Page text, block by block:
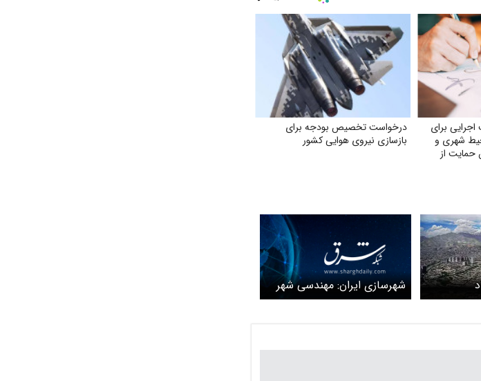
برای
شهری و
حمایت از
درخواست تخصیص بودجه برای
بازسازی نیروی هوایی کشور
شهر
شهرسازی ایران: مهندسی شهر
یا برنامه‌ریزی گمشده؟